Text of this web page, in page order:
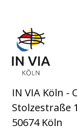
IN VIA Köln e.V.
IN VIA Köln -
Stolzestraße
50674 Köln